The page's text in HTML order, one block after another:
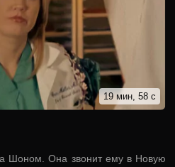
19 мин, 58 с
Шоном. Она звонит ему в Новую